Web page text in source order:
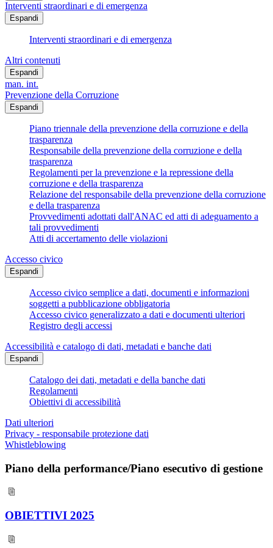
Interventi straordinari e di emergenza
Espandi
Interventi straordinari e di emergenza
Altri contenuti
Espandi
man. int.
Prevenzione della Corruzione
Espandi
Piano triennale della prevenzione della corruzione e della
trasparenza
Responsabile della prevenzione della corruzione e della
trasparenza
Regolamenti per la prevenzione e la repressione della
corruzione e della trasparenza
Relazione del responsabile della prevenzione della corruzione
e della trasparenza
Provvedimenti adottati dall'ANAC ed atti di adeguamento a
tali provvedimenti
Atti di accertamento delle violazioni
Accesso civico
Espandi
Accesso civico semplice a dati, documenti e informazioni
soggetti a pubblicazione obbligatoria
Accesso civico generalizzato a dati e documenti ulteriori
Registro degli accessi
Accessibilità e catalogo di dati, metadati e banche dati
Espandi
Catalogo dei dati, metadati e della banche dati
Regolamenti
Obiettivi di accessibilità
Dati ulteriori
Privacy - responsabile protezione dati
Whistleblowing
Piano della performance/Piano esecutivo di gestione
OBIETTIVI 2025